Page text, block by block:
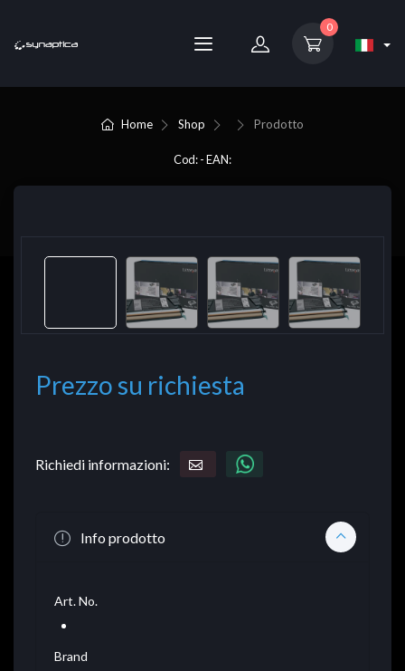
0
Home Shop Prodotto
Cod: - EAN:
Prezzo su richiesta
Richiedi informazioni:
Info prodotto
Art. No.
Brand